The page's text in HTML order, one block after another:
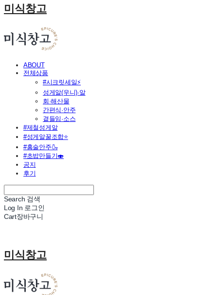
미식창고
ABOUT
전체상품
#시크릿세일⚡
성게알(우니)·알
회·해산물
간편식·안주
곁들임·소스
#제철성게알
#성게알꿀조합⭐
#홈술안주🍶
#초밥만들기🍣
공지
후기
Search 검색
Log In 로그인
Cart장바구니
미식창고